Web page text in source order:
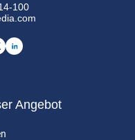
100
Angebot